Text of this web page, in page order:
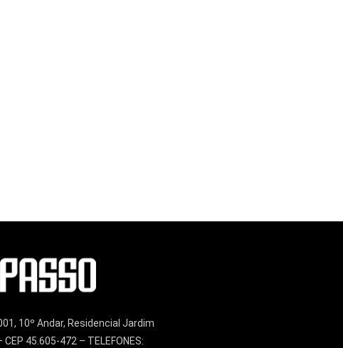
10º Andar, Residencial Jardim
45.605-472 – TELEFONES: